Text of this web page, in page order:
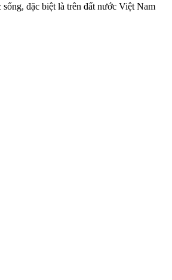
đặc biệt là trên đất nước Việt Nam